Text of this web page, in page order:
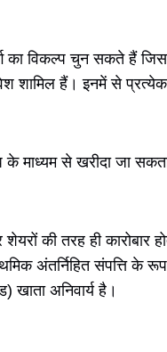
का विकल्प चुन सकते हैं
शामिल हैं। इनमें से
के माध्यम से खरीदा जा
की तरह ही कारोबार
अंतर्निहित संपत्ति के
अनिवार्य है।